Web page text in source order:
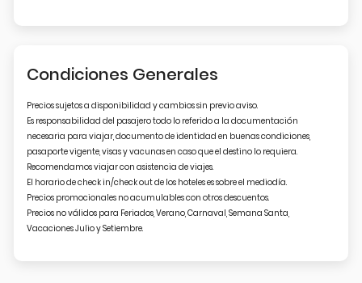
Condiciones Generales
Precios sujetos a disponibilidad y cambios sin previo aviso.
Es responsabilidad del pasajero todo lo referido a la documentación
necesaria para viajar, documento de identidad en buenas condiciones,
pasaporte vigente, visas y vacunas en caso que el destino lo requiera.
Recomendamos viajar con asistencia de viajes.
El horario de check in/check out de los hoteles es sobre el mediodía.
Precios promocionales no acumulables con otros descuentos.
Precios no válidos para Feriados, Verano, Carnaval, Semana Santa,
Vacaciones Julio y Setiembre.